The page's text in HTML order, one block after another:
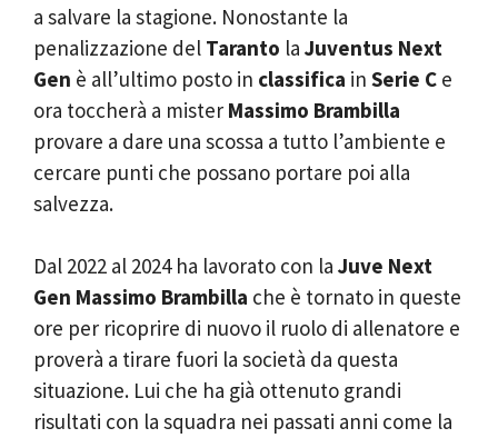
a salvare la stagione. Nonostante la
penalizzazione del Taranto la Juventus Next
Gen è all’ultimo posto in classifica in Serie C e
ora toccherà a mister Massimo Brambilla
provare a dare una scossa a tutto l’ambiente e
cercare punti che possano portare poi alla
salvezza.
Dal 2022 al 2024 ha lavorato con la Juve Next
Gen Massimo Brambilla che è tornato in queste
ore per ricoprire di nuovo il ruolo di allenatore e
proverà a tirare fuori la società da questa
situazione. Lui che ha già ottenuto grandi
risultati con la squadra nei passati anni come la